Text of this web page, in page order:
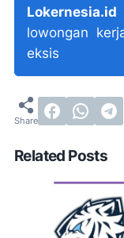
Lokernesia.id
lowongan
eksis
Related Posts